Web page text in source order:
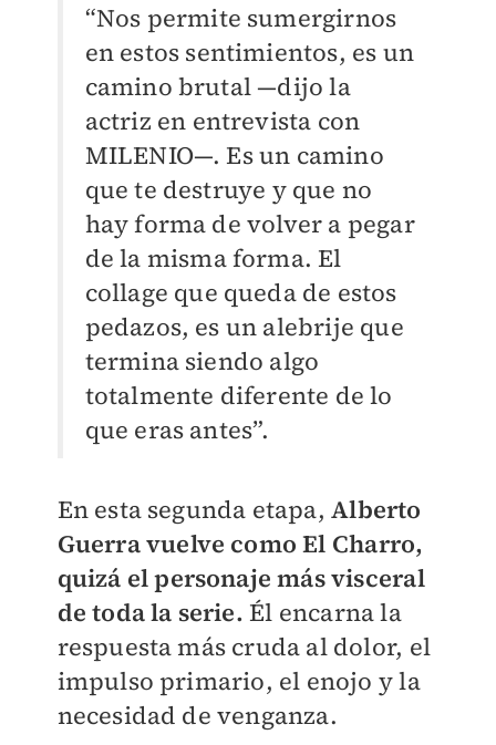
“Nos permite sumergirnos
en estos sentimientos, es un
camino brutal —dijo la
actriz en entrevista con
MILENIO—. Es un camino
que te destruye y que no
hay forma de volver a pegar
de la misma forma. El
collage que queda de estos
pedazos, es un alebrije que
termina siendo algo
totalmente diferente de lo
que eras antes”.
En esta segunda etapa,Alberto
Guerra vuelve como El Charro,
quizá el personaje más visceral
de toda la serie.Él encarna la
respuesta más cruda al dolor, el
impulso primario, el enojo y la
necesidad de venganza.